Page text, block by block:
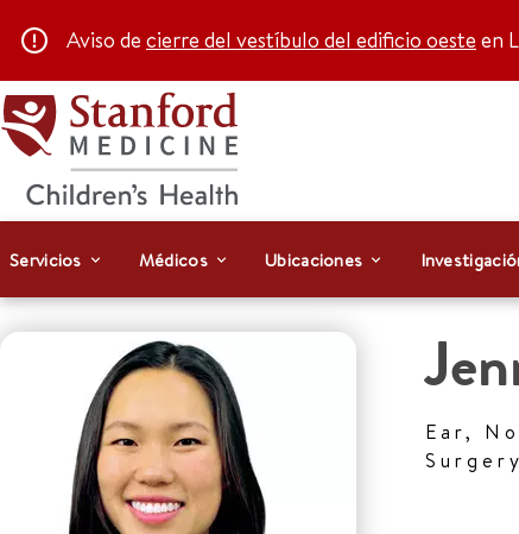
Aviso de cierre del vestíbulo del edificio oeste en
Servicios Médicos Ubicaciones
Ear,